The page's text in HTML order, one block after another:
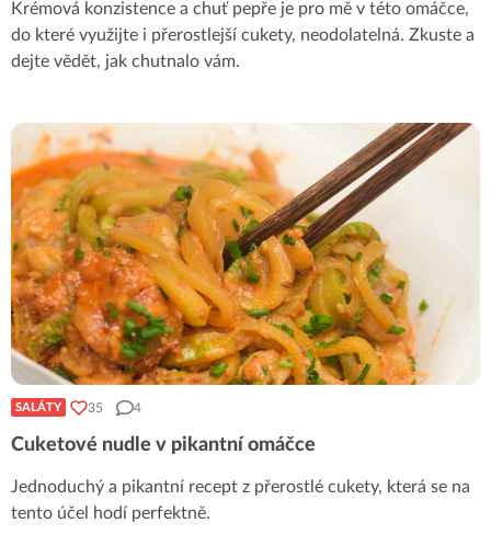
Krémová konzistence a chuť pepře je pro mě v této omáčce,
do které využijte i přerostlejší cukety, neodolatelná. Zkuste a
dejte vědět, jak chutnalo vám.
SALÁTY 35 4
Cuketové nudle v pikantní omáčce
Jednoduchý a pikantní recept z přerostlé cukety, která se na
tento účel hodí perfektně.